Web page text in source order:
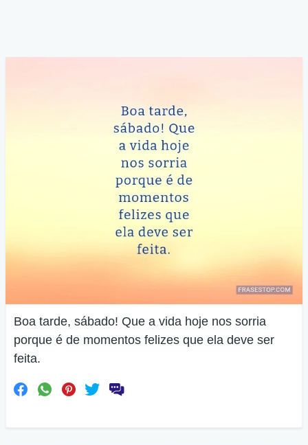
Boa tarde, sábado! Que a vida hoje nos sorria
porque é de momentos felizes que ela deve ser
feita.